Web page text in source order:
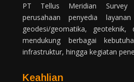
PT Tellus Meridian Survey
perusahaan penyedia
geodesi/geomatika,
mendukung berbagai
infrastruktur, hingga kegiatan
Keahlian